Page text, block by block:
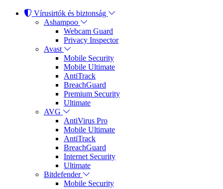
Vírusirtók és biztonság
Ashampoo
Webcam Guard
Privacy Inspector
Avast
Mobile Security
Mobile Ultimate
AntiTrack
BreachGuard
Premium Security
Ultimate
AVG
AntiVirus Pro
Mobile Ultimate
AntiTrack
BreachGuard
Internet Security
Ultimate
Bitdefender
Mobile Security